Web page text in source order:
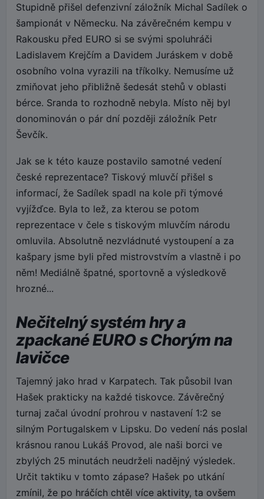
Stupidně přišel defenzivní záložník Michal Sadílek o
šampionát v Německu. Na závěrečném kempu v
Rakousku před EURO si se svými spoluhráči
Ladislavem Krejčím a Davidem Juráskem v době
osobního volna vyrazili na tříkolky. Nemusíme už
zmiňovat jeho přibližně šedesát stehů v oblasti
bérce. Sranda to rozhodně nebyla. Místo něj byl
donominován o pár dní později záložník Petr
Ševčík.
Jak se k této kauze postavilo samotné vedení
české reprezentace? Tiskový mluvčí přišel s
informací, že Sadílek spadl na kole při týmové
vyjížďce. Byla to lež, za kterou se potom
reprezentace v čele s tiskovým mluvčím národu
omluvila. Absolutně nezvládnuté vystoupení a za
kašpary jsme byli před mistrovstvím a vlastně i po
něm! Mediálně špatné, sportovně a výsledkově
hrozné...
Nečitelný systém hry a
zpackané EURO s Chorým na
lavičce
Tajemný jako hrad v Karpatech. Tak působil Ivan
Hašek prakticky na každé tiskovce. Závěrečný
turnaj začal úvodní prohrou v nastavení 1:2 se
silným Portugalskem v Lipsku. Do vedení nás poslal
krásnou ranou Lukáš Provod, ale naši borci ve
zbylých 25 minutách neudrželi nadějný výsledek.
Určit taktiku v tomto zápase? Hašek po utkání
zmínil, že po hráčích chtěl více aktivity, ta ovšem